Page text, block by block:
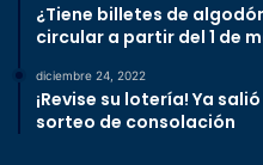
¿Tiene billetes de
circular a partir del 1 de
diciembre 24, 2022
¡Revise su lotería! Ya
sorteo de consolación